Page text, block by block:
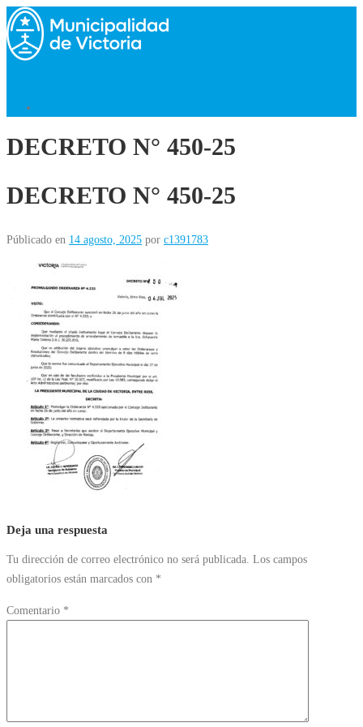
Saltar
al
contenido
DECRETO N° 450-25
DECRETO N° 450-25
Públicado en 14 agosto, 2025 por c1391783
Deja una respuesta
Tu dirección de correo electrónico no será publicada. Los campos
obligatorios están marcados con *
Comentario *